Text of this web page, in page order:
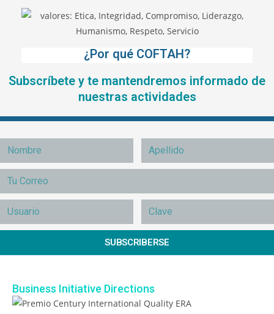
¿Por qué COFTAH?
Subscríbete y te mantendremos informado de
nuestras actividades
SUBSCRIBERSE
Business Initiative Directions